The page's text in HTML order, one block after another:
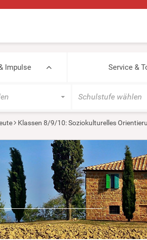
Impulse Service &
Schulstufe wählen
Klassen 8/9/10: Soziokulturelles